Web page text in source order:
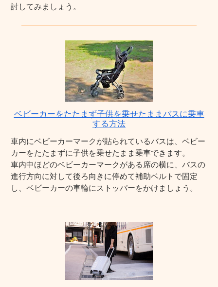
討してみましょう。
ベビーカーをたたまず子供を乗せたままバスに乗車
する方法
車内にベビーカーマークが貼られているバスは、ベビー
カーをたたまずに子供を乗せたまま乗車できます。
車内中ほどのベビーカーマークがある席の横に、バスの
進行方向に対して後ろ向きに停めて補助ベルトで固定
し、ベビーカーの車輪にストッパーをかけましょう。